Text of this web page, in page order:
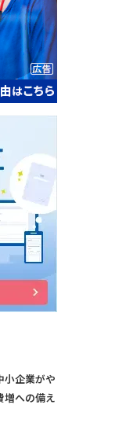
小企業がや
増への備え